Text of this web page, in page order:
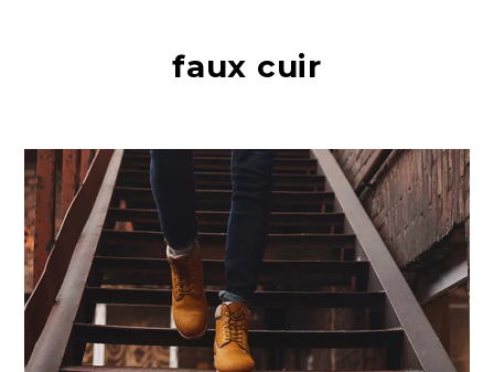
faux cuir